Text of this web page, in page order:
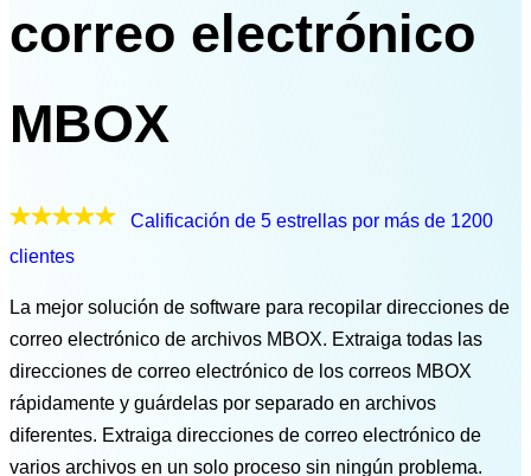
correo electrónico
MBOX
Calificación de 5 estrellas por más de 1200
clientes
La mejor solución de software para recopilar direcciones de
correo electrónico de archivos MBOX. Extraiga todas las
direcciones de correo electrónico de los correos MBOX
rápidamente y guárdelas por separado en archivos
diferentes. Extraiga direcciones de correo electrónico de
varios archivos en un solo proceso sin ningún problema.